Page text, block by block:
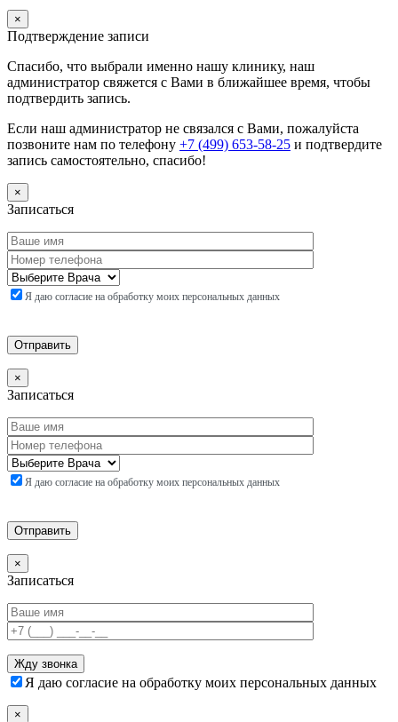
×
Подтверждение записи
Спасибо, что выбрали именно нашу клинику, наш
администратор свяжется с Вами в ближайшее время, чтобы
подтвердить запись.
Если наш администратор не связался с Вами, пожалуйста
позвоните нам по телефону +7 (499) 653-58-25 и подтвердите
запись самостоятельно, спасибо!
×
Записаться
Я даю согласие на обработку моих персональных данных
×
Записаться
Я даю согласие на обработку моих персональных данных
×
Записаться
Я даю согласие на обработку моих персональных данных
×